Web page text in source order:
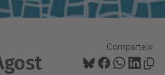
Comparteix: